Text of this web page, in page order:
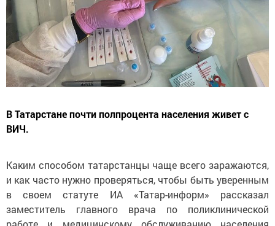
В Татарстане почти полпроцента населения живет с
ВИЧ.
Каким способом татарстанцы чаще всего заражаются,
и как часто нужно проверяться, чтобы быть уверенным
в своем статуте ИА «Татар-информ» рассказал
заместитель главного врача по поликлинической